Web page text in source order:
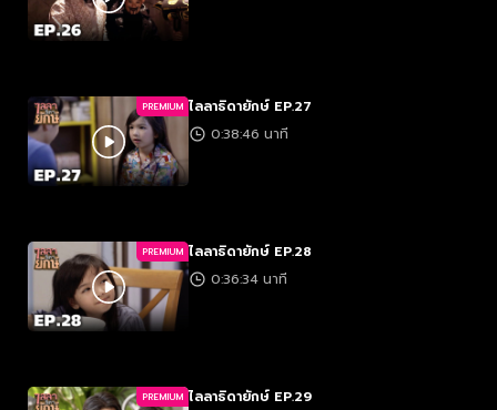
PREMIUM ไลลาธิดายักษ์ EP.27
0:38:46 นาที
PREMIUM ไลลาธิดายักษ์ EP.28
0:36:34 นาที
PREMIUM ไลลาธิดายักษ์ EP.29